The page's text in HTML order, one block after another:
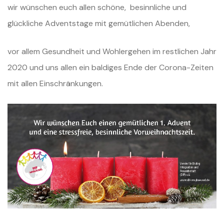
wir wünschen euch allen schöne, besinnliche und
glückliche Adventstage mit gemütlichen Abenden,
vor allem Gesundheit und Wohlergehen im restlichen Jahr
2020 und uns allen ein baldiges Ende der Corona-Zeiten
mit allen Einschränkungen.